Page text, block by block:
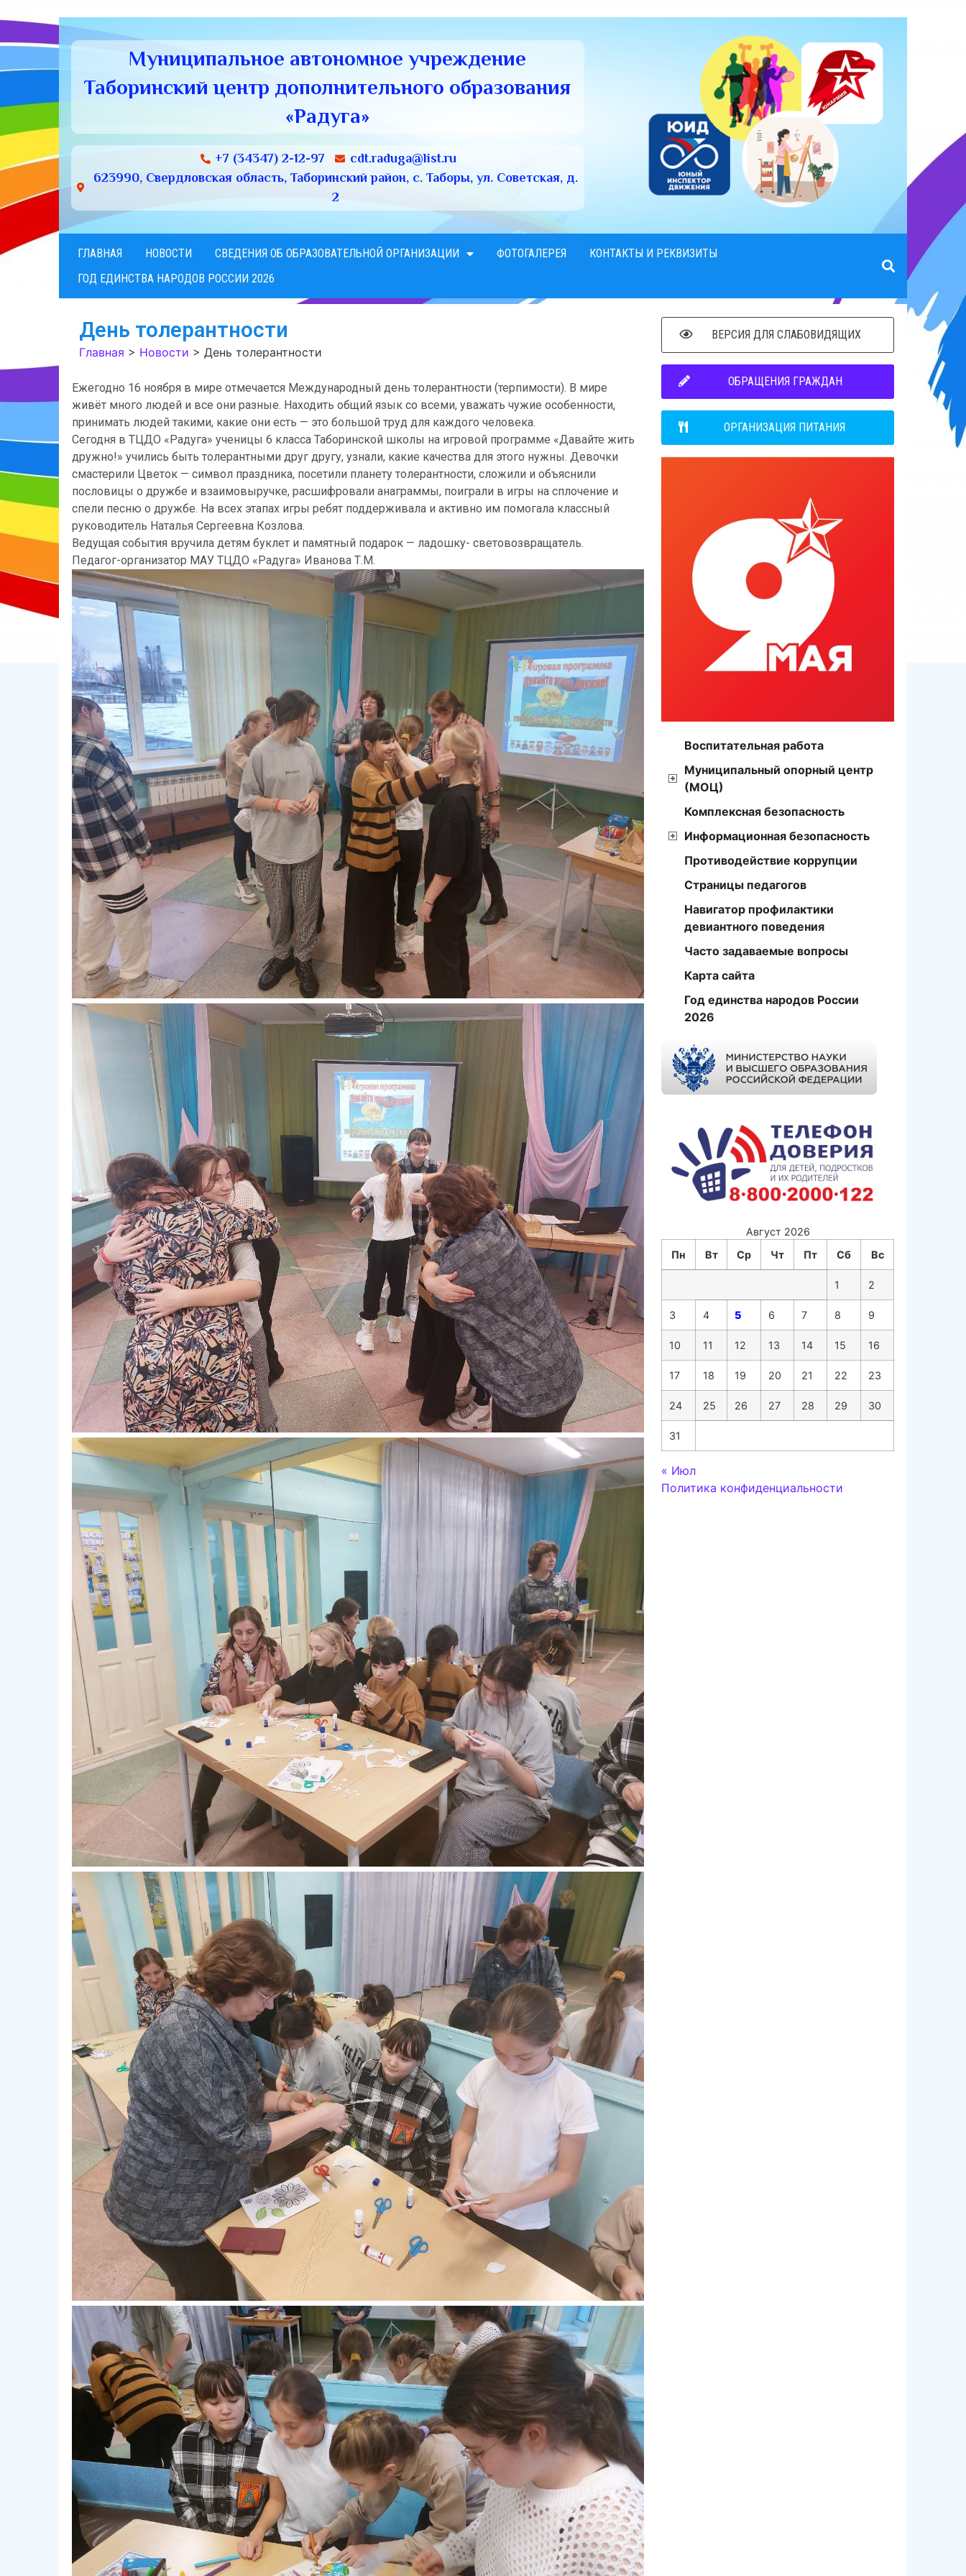
Муниципальное автономное учреждение
Таборинский центр дополнительного образования
«Радуга»
+7 (34347) 2-12-97
cdt.raduga@list.ru
623990, Свердловская область, Таборинский район, с. Таборы, ул. Советская, д.
2
ГЛАВНАЯ НОВОСТИ СВЕДЕНИЯ ОБ ОБРАЗОВАТЕЛЬНОЙ ОРГАНИЗАЦИИ ФОТОГАЛЕРЕЯ
КОНТАКТЫ И РЕКВИЗИТЫ
ГОД ЕДИНСТВА НАРОДОВ РОССИИ 2026
День толерантности
Главная > Новости > День толерантности
Ежегодно 16 ноября в мире отмечается Международный день толерантности (терпимости). В мире
живёт много людей и все они разные. Находить общий язык со всеми, уважать чужие особенности,
принимать людей такими, какие они есть — это большой труд для каждого человека.
Сегодня в ТЦДО «Радуга» ученицы 6 класса Таборинской школы на игровой программе «Давайте жить
дружно!» учились быть толерантными друг другу, узнали, какие качества для этого нужны. Девочки
смастерили Цветок — символ праздника, посетили планету толерантности, сложили и объяснили
пословицы о дружбе и взаимовыручке, расшифровали анаграммы, поиграли в игры на сплочение и
спели песню о дружбе. На всех этапах игры ребят поддерживала и активно им помогала классный
руководитель Наталья Сергеевна Козлова.
Ведущая события вручила детям буклет и памятный подарок — ладошку- световозвращатель.
Педагог-организатор МАУ ТЦДО «Радуга» Иванова Т.М.
ВЕРСИЯ ДЛЯ СЛАБОВИДЯЩИХ
ОБРАЩЕНИЯ ГРАЖДАН
ОРГАНИЗАЦИЯ ПИТАНИЯ
Воспитательная работа
Муниципальный опорный центр
(МОЦ)
Комплексная безопасность
Информационная безопасность
Противодействие коррупции
Страницы педагогов
Навигатор профилактики
девиантного поведения
Часто задаваемые вопросы
Карта сайта
Год единства народов России
2026
Август 2026
Пн
Вт Ср Чт Пт Сб Вс
1 2
3 4 5 6 7 8 9
10 11 12 13 14 15 16
17 18 19 20 21 22 23
24 25 26 27 28 29 30
31
« Июл
Политика конфиденциальности